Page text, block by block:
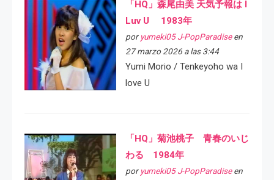
「HQ」森尾由美 天気予報は I
Luv U 1983年
por yumeki05 J-PopParadiseen
27 marzo 2026 a las 3:44
Yumi Morio / Tenkeyoho wa I
love U
「HQ」菊池桃子 青春のいじ
わる 1984年
por yumeki05 J-PopParadiseen